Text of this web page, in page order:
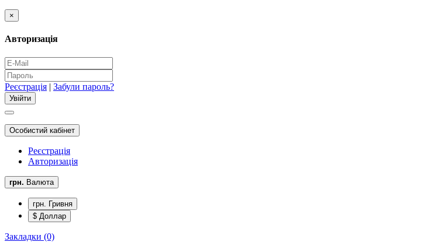
×
Авторизація
Реєстрація | Забули пароль?
Особистий кабінет
Реєстрація
Авторизація
грн. Валюта
грн. Гривня
$ Доллар
Закладки (0)